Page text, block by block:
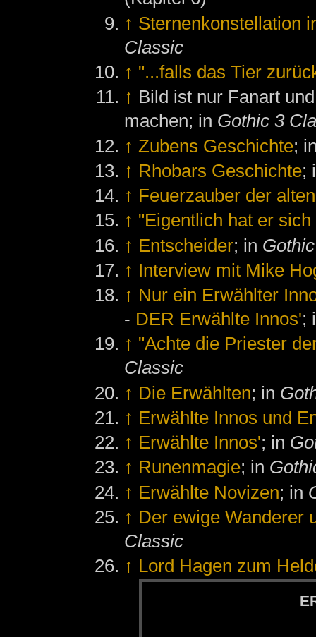
↑ Sternenkonstellation
Classic
↑ "...falls das Tier
↑ Bild ist nur Fanart
machen; in Gothic 3
↑ Zubens Geschichte;
↑ Rhobars Geschichte;
↑ Feuerzauber der
↑ "Eigentlich hat er
↑ Entscheider; in
↑ Interview mit Mike
↑ Nur ein Erwählter
- DER Erwählte Innos';
↑ "Achte die Priester
Classic
↑ Die Erwählten; in
↑ Erwählte Innos und
↑ Erwählte Innos'; in
↑ Runenmagie; in
↑ Erwählte Novizen; in
↑ Der ewige Wanderer
Classic
↑ Lord Hagen zum